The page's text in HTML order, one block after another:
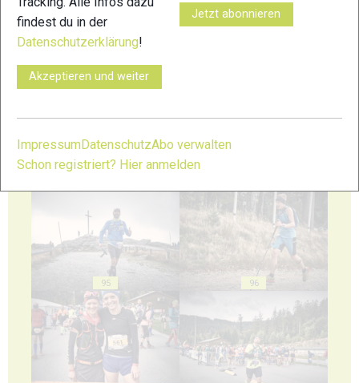
93
95 96
findest du in der
Datenschutzerklärung!
Akzeptieren und weiter
Jetzt abonnieren
Impressum DatenschutzAbo verwalten
Schon registriert? Hier anmelden